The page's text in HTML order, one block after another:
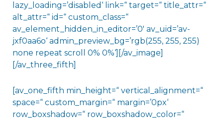
lazy_loading=’disabled‘ link=“ target=“ title_attr=“
alt_attr=“ id=“ custom_class=“
av_element_hidden_in_editor=’0′ av_uid=’av-
jxf0aa6o‘ admin_preview_bg=’rgb(255, 255, 255)
none repeat scroll 0% 0%‘][/av_image]
[/av_three_fifth]
[av_one_fifth min_height=“ vertical_alignment=“
space=“ custom_margin=“ margin=’0px‘
row_boxshadow=“ row_boxshadow_color=“